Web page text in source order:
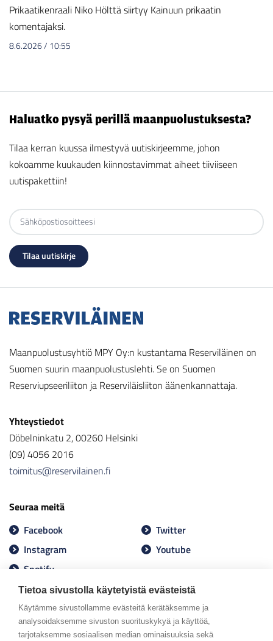
Tietoa sivustolla käytetyistä evästeistä
Käytämme sivustollamme evästeitä kerätäksemme ja
analysoidaksemme sivuston suorituskykyä ja käyttöä,
tarjotaksemme sosiaalisen median ominaisuuksia sekä
Prikaatikenraali Niko Hölttä siirtyy Kainuun prikaatin
komentajaksi.
8.6.2026/ 10:55
Haluatko pysyä perillä maanpuolustuksesta?
Tilaa kerran kuussa ilmestyvä uutiskirjeemme, johon
kokoamme kuukauden kiinnostavimmat aiheet tiiviiseen
uutispakettiin!
Maanpuolustusyhtiö MPY Oy:n kustantama Reserviläinen on
Suomen suurin maanpuolustuslehti. Se on Suomen
Reserviupseeriliiton ja Reserviläisliiton äänenkannattaja.
Yhteystiedot
Döbelninkatu 2, 00260 Helsinki
(09) 4056 2016
toimitus@reservilainen.fi
Seuraa meitä
Facebook
Twitter
Instagram
Youtube
Spotify